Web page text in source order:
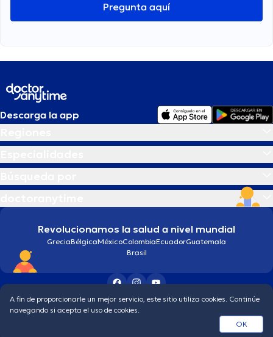
Pregunta aquí
Descarga la app
Revolucionamos la salud a nivel mundial
GreciaBélgicaMéxicoColombiaEcuadorGuatemala
Brasil
Condiciones generales
Política de protección de los datos personales
A fin de proporcionarle un mejor servicio, este sitio utiliza cookies. Continúe
navegando si acepta el uso de cookies.
OK